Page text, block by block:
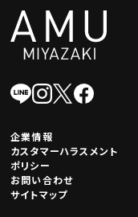
企業情報
カスタマーハラスメント
ポリシー
お問い合わせ
サイトマップ